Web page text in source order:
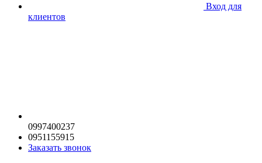
Вход для
клиентов
0997400237
0951155915
Заказать звонок